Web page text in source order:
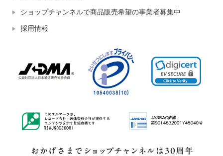
ショップチャンネルで商品販売希望の事業者募集中
採用情報